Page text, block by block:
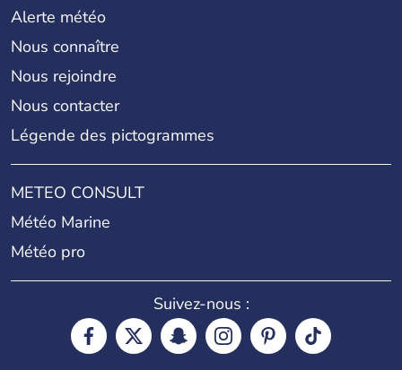
Alerte météo
Nous connaître
Nous rejoindre
Nous contacter
Légende des pictogrammes
METEO CONSULT
Météo Marine
Météo pro
Suivez-nous :